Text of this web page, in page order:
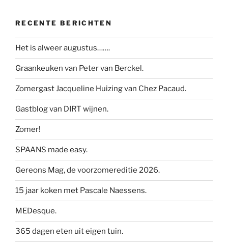
RECENTE BERICHTEN
Het is alweer augustus…….
Graankeuken van Peter van Berckel.
Zomergast Jacqueline Huizing van Chez Pacaud.
Gastblog van DIRT wijnen.
Zomer!
SPAANS made easy.
Gereons Mag, de voorzomereditie 2026.
15 jaar koken met Pascale Naessens.
MEDesque.
365 dagen eten uit eigen tuin.